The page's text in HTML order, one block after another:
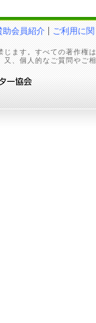
助会員紹介 ご利用に
ます。すべての著作権
、個人的なご質問やご